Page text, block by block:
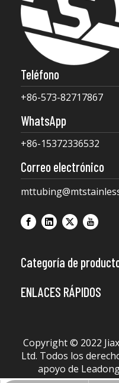
Teléfono
+86-573-82717867
WhatsApp
+86-15372336532
Correo electrónico
Categoría de
ENLACES RÁPIDOS
Copyright © 2022
Ltd. Todos los
apoyo de